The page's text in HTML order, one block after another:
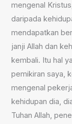
mengenal
daripada
mendapatkan
janji Allah dan
kembali. Itu hal
pemikiran saya,
mengenal
kehidupan dia,
Tuhan Allah,